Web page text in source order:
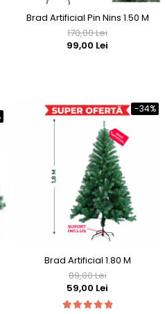
Brad Artificial Pin Nins 1.50 M
170,00 Lei
99,00 Lei
-34%
Brad Artificial 1.80 M
89,00 Lei
59,00 Lei